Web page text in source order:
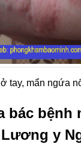
tay, mẩn ngứa
bác bệnh
y